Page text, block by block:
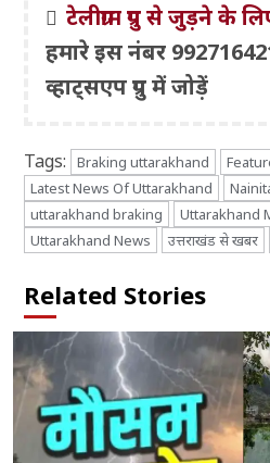
टेलीग्राम ग्रुप से जुड़ने के
हमारे इस नंबर
व्हाट्सएप ग्रुप में जोड़ें
Tags: Braking uttarakhand
Latest News Of Uttarakhand
uttarakhand braking
Uttarakhand
Uttarakhand News
उत्तराखंड से खबर
Related Stories